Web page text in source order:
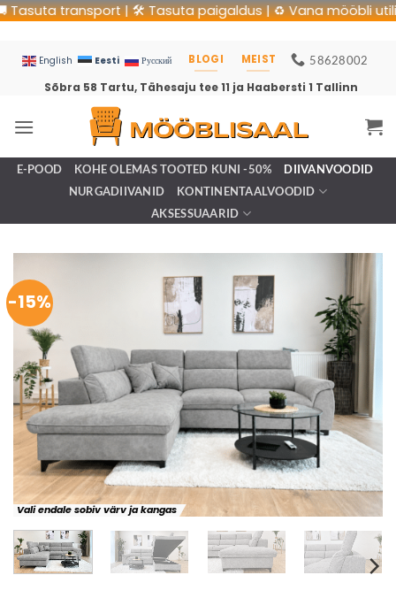
paigaldus | ♻️
English Eesti Русский BLOGI MEIST 58628002
Sõbra 58 Tartu, Tähesaju tee 11 ja Haabersti 1 Tallinn
E-POOD KOHE OLEMAS TOOTED KUNI -50%
DIIVANVOODID
NURGADIIVANID
KONTINENTAALVOODID
AKSESSUAARID
-15%
Vali endale sobiv värv ja kangas